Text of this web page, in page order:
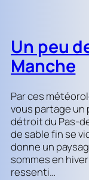
Un peu
Manche
Par ces
vous partage un
détroit du Pas-
de sable fin se
donne un
sommes en
ressenti…